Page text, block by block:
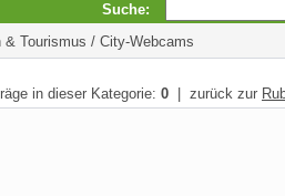
Suche:
Tourismus / City-Webcams
in dieser Kategorie: 0 | zurück zur